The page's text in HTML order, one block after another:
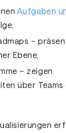
Aufgaben
–
Ebene;
– zeigen
über